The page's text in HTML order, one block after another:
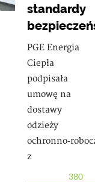
standardy
PGE Energia
Ciepła
podpisała
umowę na
dostawy
odzieży
z
380